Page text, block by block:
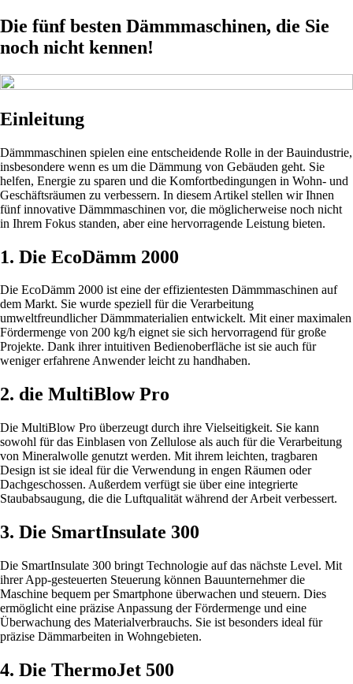
Die fünf besten Dämmmaschinen, die Sie
noch nicht kennen!
Einleitung
Dämmmaschinen spielen eine entscheidende Rolle in der Bauindustrie,
insbesondere wenn es um die Dämmung von Gebäuden geht. Sie
helfen, Energie zu sparen und die Komfortbedingungen in Wohn- und
Geschäftsräumen zu verbessern. In diesem Artikel stellen wir Ihnen
fünf innovative Dämmmaschinen vor, die möglicherweise noch nicht
in Ihrem Fokus standen, aber eine hervorragende Leistung bieten.
1. Die EcoDämm 2000
Die EcoDämm 2000 ist eine der effizientesten Dämmmaschinen auf
dem Markt. Sie wurde speziell für die Verarbeitung
umweltfreundlicher Dämmmaterialien entwickelt. Mit einer maximalen
Fördermenge von 200 kg/h eignet sie sich hervorragend für große
Projekte. Dank ihrer intuitiven Bedienoberfläche ist sie auch für
weniger erfahrene Anwender leicht zu handhaben.
2. die MultiBlow Pro
Die MultiBlow Pro überzeugt durch ihre Vielseitigkeit. Sie kann
sowohl für das Einblasen von Zellulose als auch für die Verarbeitung
von Mineralwolle genutzt werden. Mit ihrem leichten, tragbaren
Design ist sie ideal für die Verwendung in engen Räumen oder
Dachgeschossen. Außerdem verfügt sie über eine integrierte
Staubabsaugung, die die Luftqualität während der Arbeit verbessert.
3. Die SmartInsulate 300
Die SmartInsulate 300 bringt Technologie auf das nächste Level. Mit
ihrer App-gesteuerten Steuerung können Bauunternehmer die
Maschine bequem per Smartphone überwachen und steuern. Dies
ermöglicht eine präzise Anpassung der Fördermenge und eine
Überwachung des Materialverbrauchs. Sie ist besonders ideal für
präzise Dämmarbeiten in Wohngebieten.
4. Die ThermoJet 500